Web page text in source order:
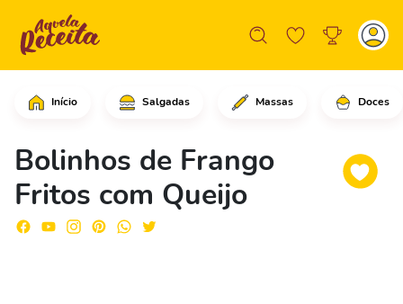
Início Salgadas Massas Doces
Bolinhos de Frango
Fritos com Queijo
Comece cortando o peito de frango